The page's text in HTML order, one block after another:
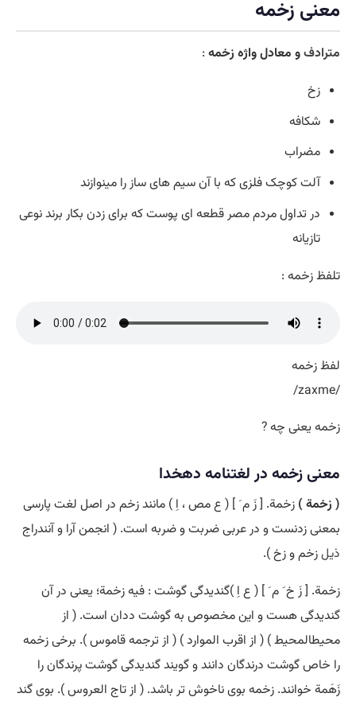
معنی زخمه
مترادفو معادل واژه زخمه :
زخ
شکافه
مضراب
آلت کوچک فلزی که با آن سیم های ساز را مینوازند
در تداول مردم مصر قطعه ای پوست که برای زدن بکار برند نوعی
تازیانه
تلفظ زخمه :
لفظ زخمه
/zaxme/
زخمه یعنی چه ?
معنی زخمه در لغتنامه دهخدا
( زخمة ) زخمة. [ زَ م َ ] ( ع مص ، اِ ) مانند زخم در اصل لغت پارسی
بمعنی زدنست و در عربی ضربت و ضربه است. ( انجمن آرا و آنندراج
ذیلزخم و زخ ).
زخمة. [ زَ خ َ م َ ] ( ع اِ )گندیدگی گوشت : فیه زخمة؛ یعنی در آن
گندیدگی هست و این مخصوص به گوشت ددان است. ( از
محیطالمحیط ) ( از اقرب الموارد ) ( از ترجمه قاموس ). برخی زخمه
را خاص گوشت درندگان دانند و گویند گندیدگی گوشت پرندگان را
زَهَمة خوانند. زخمه بوی ناخوش تر باشد. ( از تاج العروس ). بوی گند